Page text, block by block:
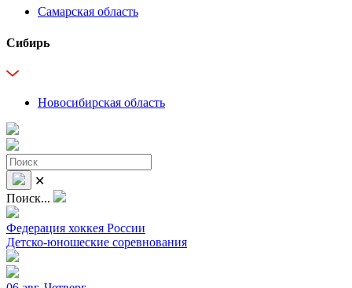
Самарская область
Сибирь
Новосибирская область
✕
Поиск...
Федерация хоккея России
Детско-юношеские соревнования